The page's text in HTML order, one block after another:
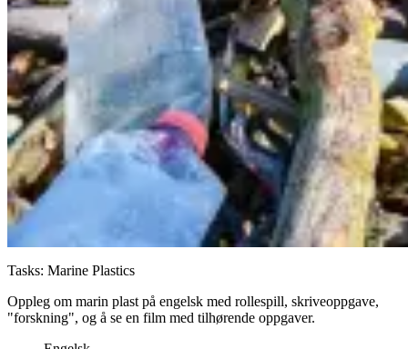
Tasks: Marine Plastics
Oppleg om marin plast på engelsk med rollespill, skriveoppgave,
"forskning", og å se en film med tilhørende oppgaver.